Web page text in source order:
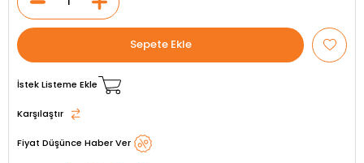
İstek Listeme Ekle
Karşılaştır
Fiyat Düşünce Haber Ver